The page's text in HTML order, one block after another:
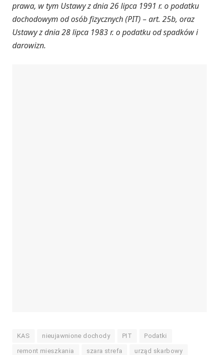
prawa, w tym Ustawy z dnia 26 lipca 1991 r. o podatku
dochodowym od osób fizycznych (PIT) – art. 25b, oraz
Ustawy z dnia 28 lipca 1983 r. o podatku od spadków i
darowizn.
KAS nieujawnione dochody PIT Podatki
remont mieszkania szara strefa urząd skarbowy